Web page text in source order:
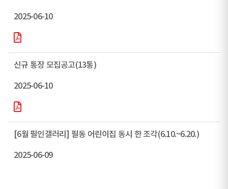
2025-06-10
신규 통장 모집공고(13통)
2025-06-10
[6월 필인갤러리] 필동 어린이집 동시 한 조각(6.10.~6.20.)
2025-06-09